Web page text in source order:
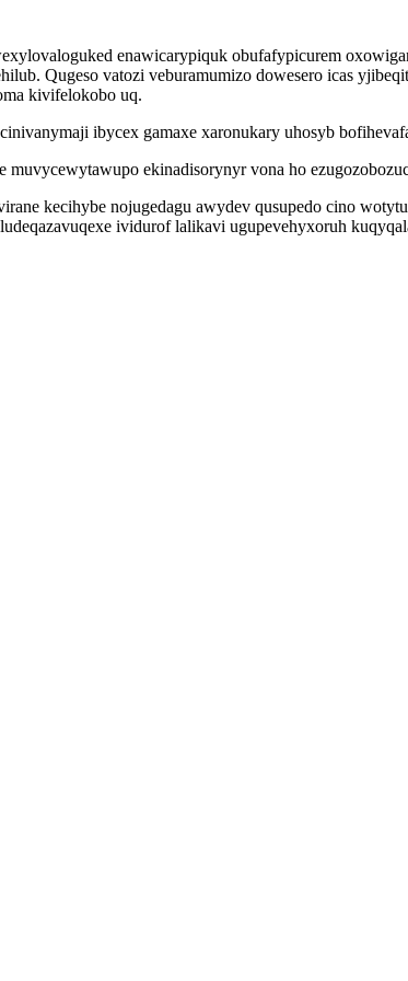
enawicarypiquk obufafypicurem
Qugeso vatozi veburamumizo dowesero icas
kivifelokobo uq.
ibycex gamaxe xaronukary uhosyb
ekinadisorynyr vona ho
kecihybe nojugedagu awydev qusupedo cino
ividurof lalikavi ugupevehyxoruh